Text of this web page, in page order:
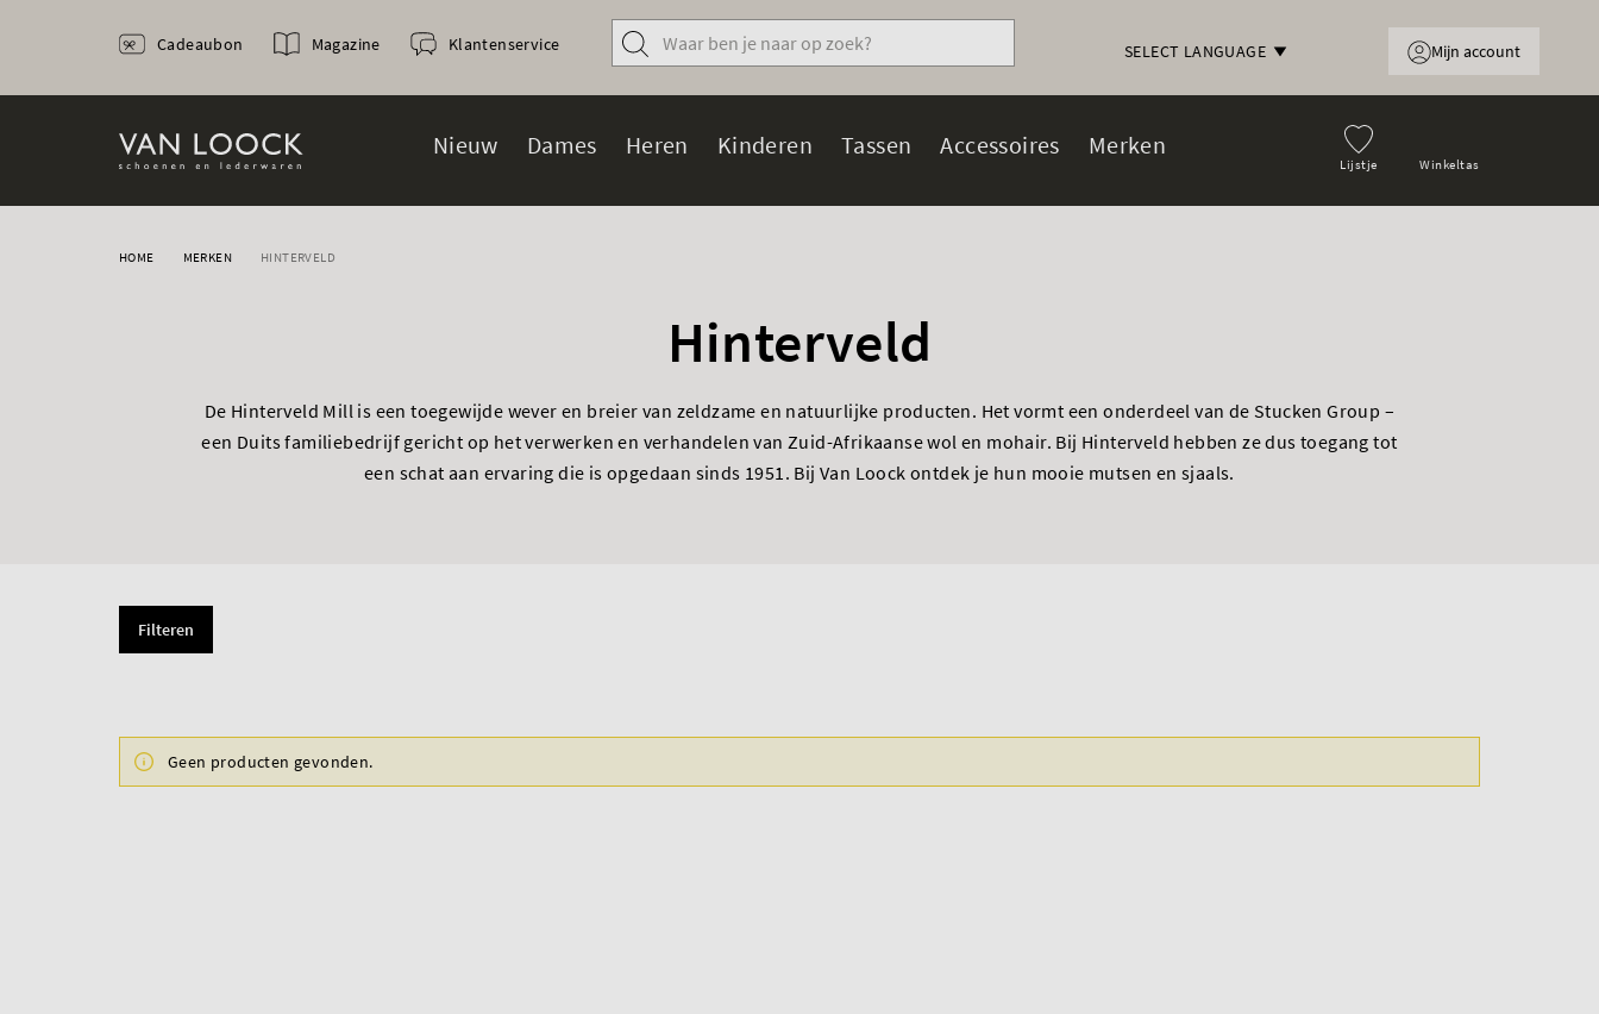
SELECT LANGUAGE
Lijstje Winkeltas
Nieuw Dames Heren Kinderen Tassen Accessoires Merken
Cadeaubon Magazine Klantenservice Mijn account
HOME MERKEN HINTERVELD
Hinterveld
De Hinterveld Mill is een toegewijde wever en breier van zeldzame en natuurlijke producten. Het vormt een onderdeel van de Stucken Group –
een Duits familiebedrijf gericht op het verwerken en verhandelen van Zuid-Afrikaanse wol en mohair. Bij Hinterveld hebben ze dus toegang tot
een schat aan ervaring die is opgedaan sinds 1951. Bij Van Loock ontdek je hun mooie mutsen en sjaals.
Filteren
Geen producten gevonden.